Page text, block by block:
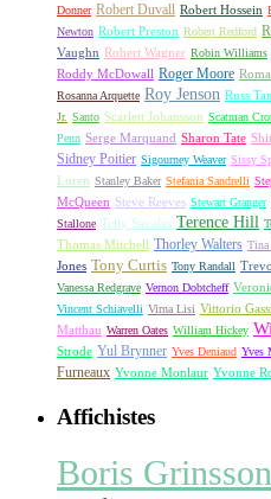
Donner Robert Duvall Robert Hossein
Newton Robert Preston Robert Redford
Vaughn Robert Wagner Robin Williams
Roddy McDowall Roger Moore
Rosanna Arquette Roy Jenson Russ
Jr. Santo Scarlett Johansson Scatman
Penn Serge Marquand Sharon Tate
Sidney Poitier Sigourney Weaver Sissy
Loren Stanley Baker Stefania Sandrelli
McQueen Steve Reeves Stewart Granger
Stallone Telly Savalas Terence Hill
Thomas Mitchell Thorley Walters Tina
Jones Tony Curtis Tony Randall
Vanessa Redgrave Vernon Dobtcheff
Vincent Schiavelli Virna Lisi Vittorio
Matthau Warren Oates William Hickey
Strode Yul Brynner Yves Deniaud Yves
Furneaux Yvonne Monlaur Yvonne
Affichistes
Boris Grinsson